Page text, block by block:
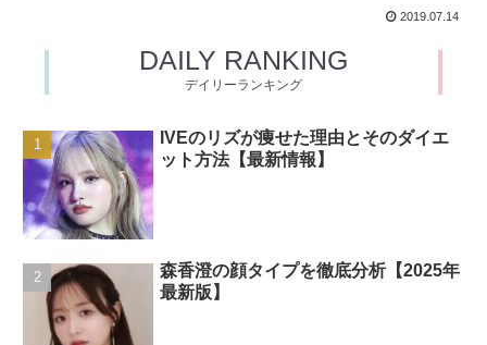
2019.07.14
DAILY RANKING
デイリーランキング
IVEのリズが痩せた理由とそのダイエ
ット方法【最新情報】
森香澄の顔タイプを徹底分析【2025年
最新版】